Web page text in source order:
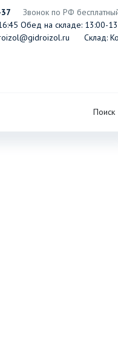
Звонок по РФ
Обед на складе: 13:00-
Склад:
Поиск